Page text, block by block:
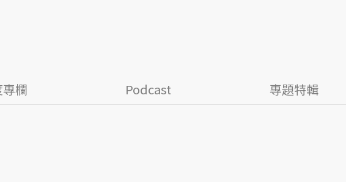
欄 Podcast 專題特輯